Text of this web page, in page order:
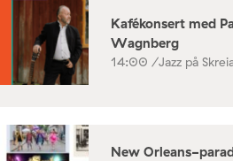
Kafékonsert med
Wagnberg
14:00 /Jazz på
New Orleans-